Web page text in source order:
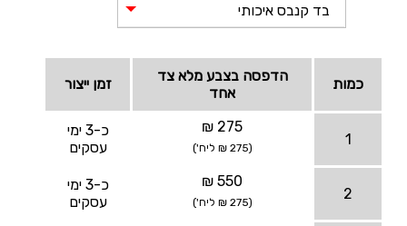
בד קנבס איכותי
כמות
הדפסה בצבע מלא צד
אחד
זמן ייצור
1
275 ₪
(275 ₪ ליח')
כ-3 ימי
עסקים
2
550 ₪
(275 ₪ ליח')
כ-3 ימי
עסקים